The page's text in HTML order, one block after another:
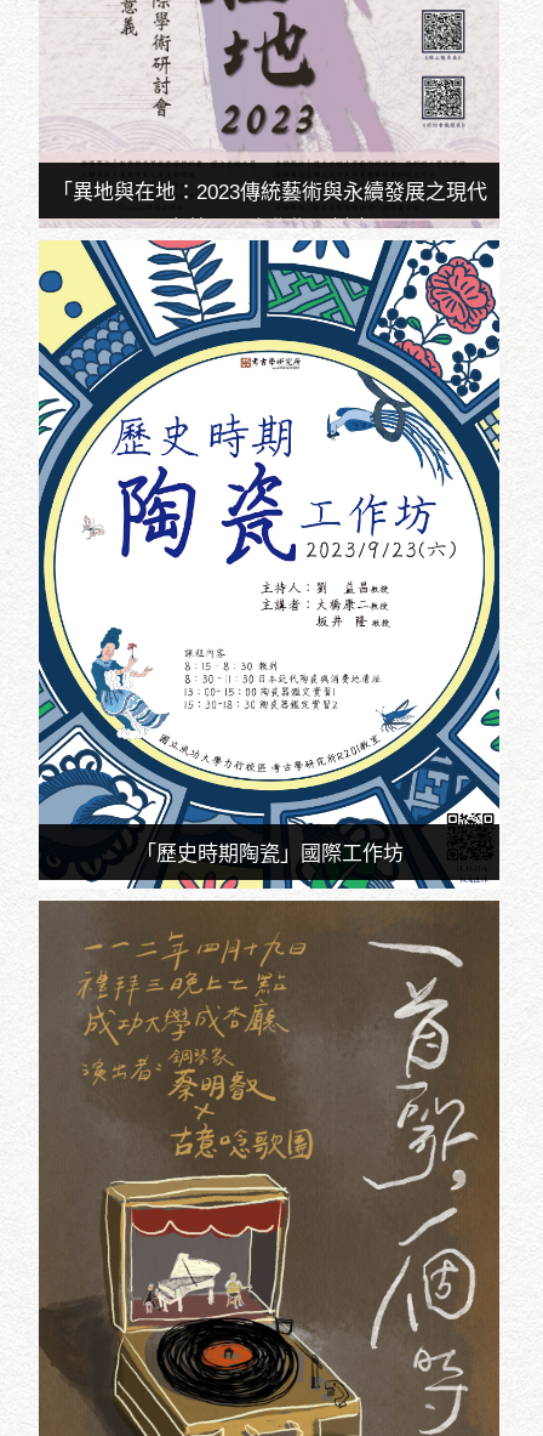
「異地與在地：2023傳統藝術與永續發展之現代
意義」國際學術研討會
「歷史時期陶瓷」國際工作坊